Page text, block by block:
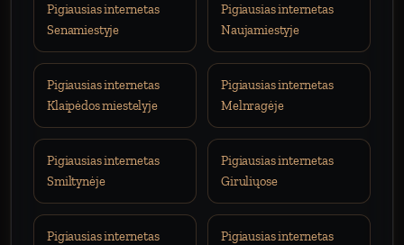
Pigiausias internetas
Senamiestyje
Pigiausias internetas
Naujamiestyje
Pigiausias internetas
Klaipėdos miestelyje
Pigiausias internetas
Melnragėje
Pigiausias internetas
Smiltynėje
Pigiausias internetas
Giruliųose
Pigiausias internetas
Pigiausias internetas